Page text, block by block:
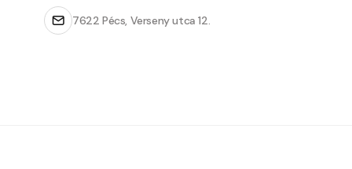
7622 Pécs, Verseny utca 12.